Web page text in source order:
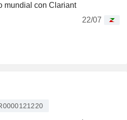
mundial con Clariant
22/07